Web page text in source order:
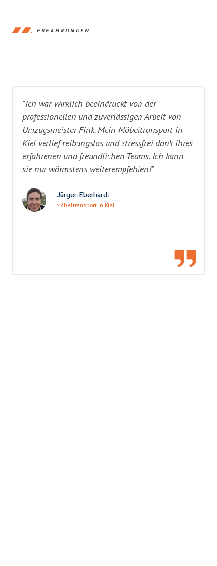
ERFAHRUNGEN
"Ich war wirklich beeindruckt von der
professionellen und zuverlässigen Arbeit von
Umzugsmeister Fink. Mein Möbeltransport in
Kiel verlief reibungslos und stressfrei dank ihres
erfahrenen und freundlichen Teams. Ich kann
sie nur wärmstens weiterempfehlen!"
Jürgen Eberhardt
Möbeltransport in Kiel